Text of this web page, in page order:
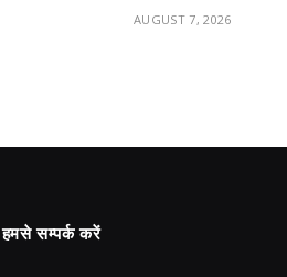
AUGUST 7, 2026
हमसे सम्पर्क करें